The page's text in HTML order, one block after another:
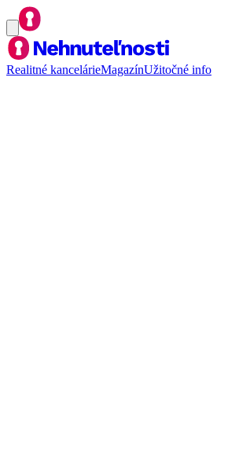
Realitné kancelárieMagazínUžitočné info